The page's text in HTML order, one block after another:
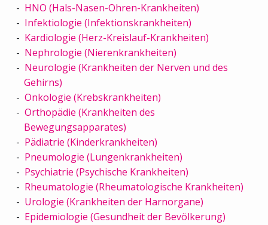
HNO (Hals-Nasen-Ohren-Krankheiten)
Infektiologie (Infektionskrankheiten)
Kardiologie (Herz-Kreislauf-Krankheiten)
Nephrologie (Nierenkrankheiten)
Neurologie (Krankheiten der Nerven und des
Gehirns)
Onkologie (Krebskrankheiten)
Orthopädie (Krankheiten des
Bewegungsapparates)
Pädiatrie (Kinderkrankheiten)
Pneumologie (Lungenkrankheiten)
Psychiatrie (Psychische Krankheiten)
Rheumatologie (Rheumatologische Krankheiten)
Urologie (Krankheiten der Harnorgane)
Epidemiologie (Gesundheit der Bevölkerung)